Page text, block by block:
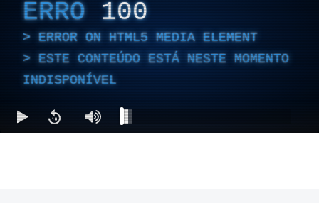
ERRO 100
ERROR ON HTML5 MEDIA ELEMENT
ESTE CONTEÚDO ESTÁ NESTE MOMENTO
INDISPONÍVEL